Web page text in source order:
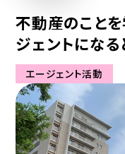
不動産のこと
ジェントになる
エージェント活動